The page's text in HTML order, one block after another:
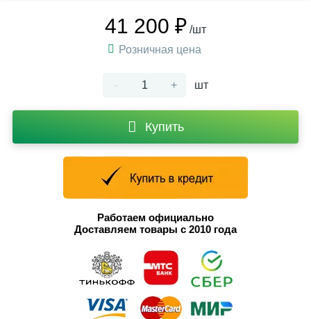
41 200 ₽ /шт
Розничная цена
- + шт
Купить
Работаем официально
Доставляем товары с 2010 года